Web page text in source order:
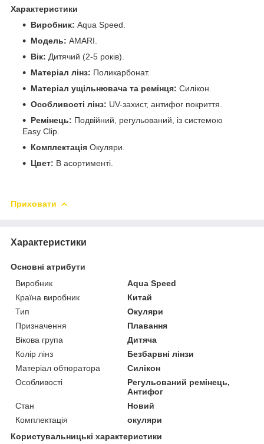
Характеристики
Виробник: Aqua Speed.
Модель: AMARI.
Вік: Дитячий (2-5 років).
Матеріал лінз: Поликарбонат.
Матеріал ущільнювача та ремінця: Силікон.
Особливості лінз: UV-захист, антифог покриття.
Ремінець: Подвійний, регульований, із системою
Easy Clip.
Комплектація Окуляри.
Цвет: В асортименті.
Приховати
Характеристики
Основні атрибути
Виробник
Aqua Speed
Країна виробник
Китай
Тип
Окуляри
Призначення
Плавання
Вікова група
Дитяча
Колір лінз
Безбарвні лінзи
Матеріал обтюратора
Силікон
Особливості
Регульований ремінець,
Антифог
Стан
Новий
Комплектація
окуляри
Користувальницькі характеристики